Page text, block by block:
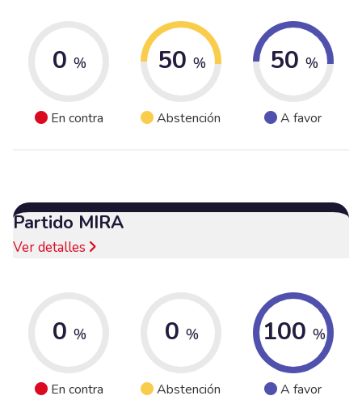
0 %
En contra
50 %
Abstención
50 %
A favor
Partido MIRA
Ver detalles
0 %
En contra
0 %
Abstención
100 %
A favor